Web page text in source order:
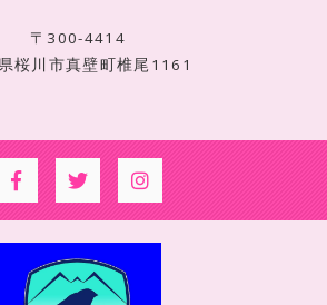
〒300-4414
桜川市真壁町椎尾1161